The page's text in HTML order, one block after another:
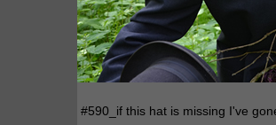
#590_if this hat is missing I've